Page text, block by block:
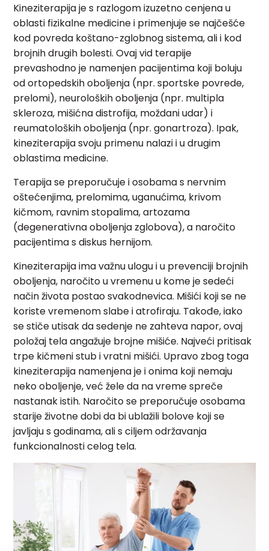
Kineziterapija je s razlogom izuzetno cenjena u
oblasti fizikalne medicine i primenjuje se najčešće
kod povreda koštano-zglobnog sistema, ali i kod
brojnih drugih bolesti. Ovaj vid terapije
prevashodno je namenjen pacijentima koji boluju
od ortopedskih oboljenja (npr. sportske povrede,
prelomi), neuroloških oboljenja (npr. multipla
skleroza, mišićna distrofija, moždani udar) i
reumatoloških oboljenja (npr. gonartroza). Ipak,
kineziterapija svoju primenu nalazi i u drugim
oblastima medicine.
Terapija se preporučuje i osobama s nervnim
oštećenjima, prelomima, uganućima, krivom
kičmom, ravnim stopalima, artozama
(degenerativna oboljenja zglobova), a naročito
pacijentima s diskus hernijom.
Kineziterapija ima važnu ulogu i u prevenciji brojnih
oboljenja, naročito u vremenu u kome je sedeći
način života postao svakodnevica. Mišići koji se ne
koriste vremenom slabe i atrofiraju. Takođe, iako
se stiče utisak da sedenje ne zahteva napor, ovaj
položaj tela angažuje brojne mišiće. Najveći pritisak
trpe kičmeni stub i vratni mišići. Upravo zbog toga
kineziterapija namenjena je i onima koji nemaju
neko oboljenje, već žele da na vreme spreče
nastanak istih. Naročito se preporučuje osobama
starije životne dobi da bi ublažili bolove koji se
javljaju s godinama, ali s ciljem održavanja
funkcionalnosti celog tela.